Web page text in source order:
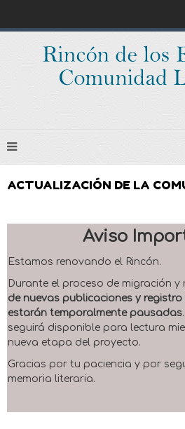
ACTUALIZACIÓN DE LA
Aviso
Estamos renovando el Rincón.
Durante el proceso de migración y
de nuevas publicaciones y
estarán temporalmente pausadas
seguirá disponible para lectura
nueva etapa del proyecto.
Gracias por tu paciencia y por
memoria literaria.